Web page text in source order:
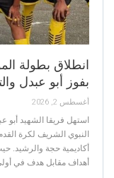
انطلاق بطولة
بفوز أبو عبدل
أغسطس 2, 2026
استهل فريقا الشهيد
النبوي الشريف لكرة
أكاديمية حجة والرشيد.
أهداف مقابل هدف في